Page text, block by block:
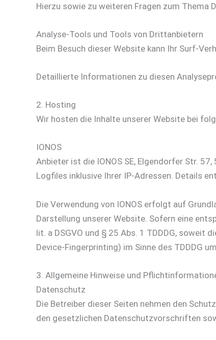
Hierzu sowie zu weiteren Fragen zum Thema
Analyse-Tools und Tools von Dritt­anbietern
Beim Besuch dieser Website kann Ihr Surf-
Detaillierte Informationen zu diesen
2. Hosting
Wir hosten die Inhalte unserer Website bei
IONOS
Anbieter ist die IONOS SE, Elgendorfer Str.
Logfiles inklusive Ihrer IP-Adressen. Details
Die Verwendung von IONOS erfolgt auf
Darstellung unserer Website. Sofern eine
lit. a DSGVO und § 25 Abs. 1 TDDDG, soweit
Device-Fingerprinting) im Sinne des TDDDG
3. Allgemeine Hinweise und
Datenschutz
Die Betreiber dieser Seiten nehmen den
den gesetzlichen Datenschutzvorschriften